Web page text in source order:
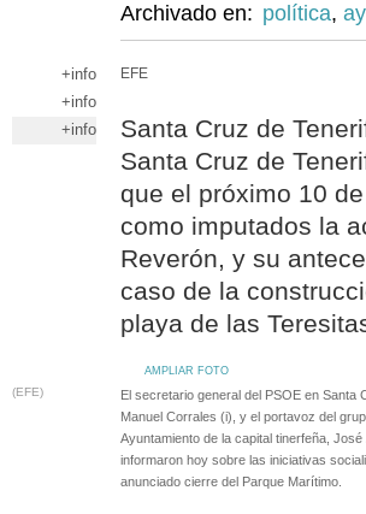
Archivado en: política,
+info
+info
+info
EFE
Santa Cruz de
Santa Cruz de
que el próximo 10
como imputados la
Reverón, y su
caso de la
playa de las
AMPLIAR FOTO
(EFE)
El secretario general del PSOE en Santa
Manuel Corrales (i), y el portavoz del
Ayuntamiento de la capital tinerfeña, José
informaron hoy sobre las iniciativas
anunciado cierre del Parque Marítimo.